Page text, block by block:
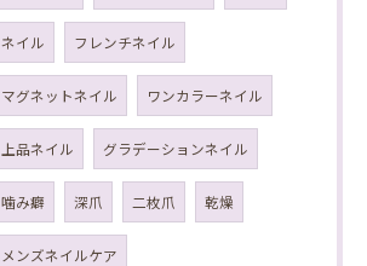
ネイル フレンチネイル
マグネットネイル ワンカラーネイル
上品ネイル グラデーションネイル
噛み癖 深爪 二枚爪 乾燥
メンズネイルケア